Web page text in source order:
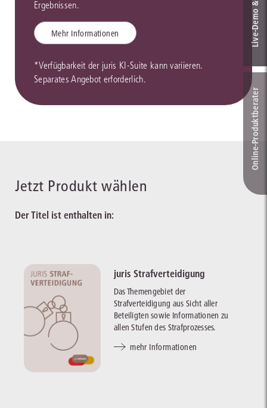
Ergebnissen.
Mehr Informationen
*Verfügbarkeit der juris KI-Suite kann variieren.
Separates Angebot erforderlich.
Jetzt Produkt wählen
Der Titel ist enthalten in:
juris Strafverteidigung
Das Themengebiet der
Strafverteidigung aus Sicht aller
Beteiligten sowie Informationen zu
allen Stufen des Strafprozesses.
mehr Informationen
Online-Produkt­berater